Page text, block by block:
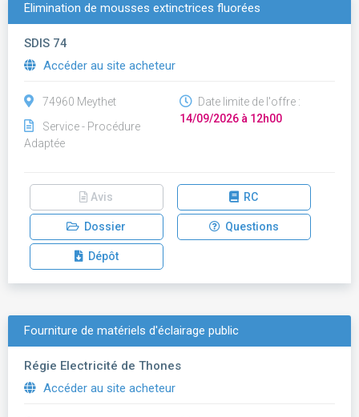
Élimination de mousses extinctrices fluorées
SDIS 74
Accéder au site acheteur
74960 Meythet
Service - Procédure
Adaptée
Date limite de l'offre :
14/09/2026 à 12h00
Avis RC
Dossier Questions
Dépôt
Fourniture de matériels d'éclairage public
Régie Electricité de Thones
Accéder au site acheteur